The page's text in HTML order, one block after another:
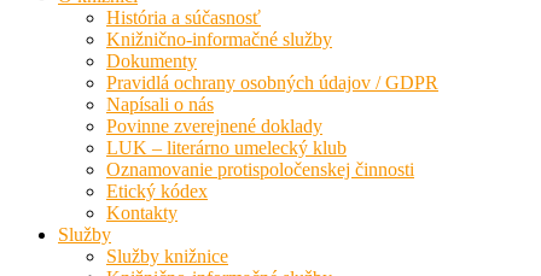
História a súčasnosť
Knižnično-informačné služby
Dokumenty
Pravidlá ochrany osobných údajov / GDPR
Napísali o nás
Povinne zverejnené doklady
LUK – literárno umelecký klub
Oznamovanie protispoločenskej činnosti
Etický kódex
Kontakty
Služby
Služby knižnice